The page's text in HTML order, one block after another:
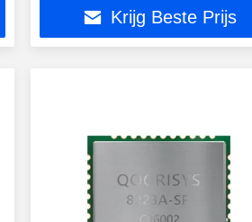
Krijg Beste Prijs